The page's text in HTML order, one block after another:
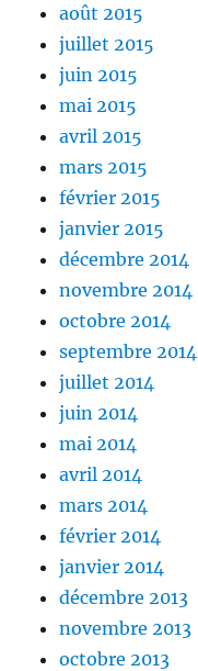
août 2015
juillet 2015
juin 2015
mai 2015
avril 2015
mars 2015
février 2015
janvier 2015
décembre 2014
novembre 2014
octobre 2014
septembre 2014
juillet 2014
juin 2014
mai 2014
avril 2014
mars 2014
février 2014
janvier 2014
décembre 2013
novembre 2013
octobre 2013